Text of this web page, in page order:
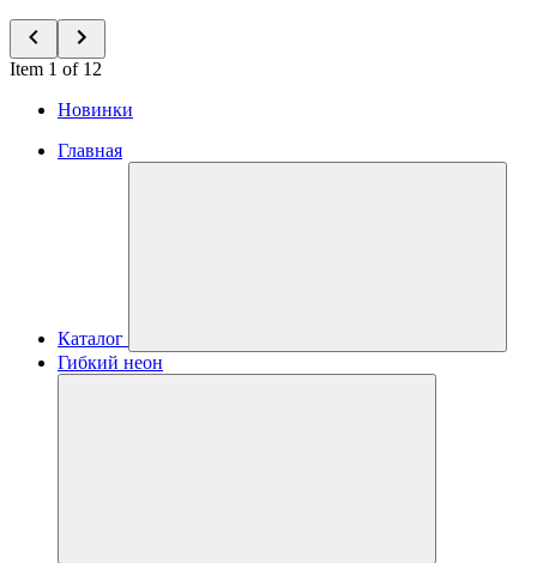
Item 1 of 12
Новинки
Главная
Каталог
Гибкий неон